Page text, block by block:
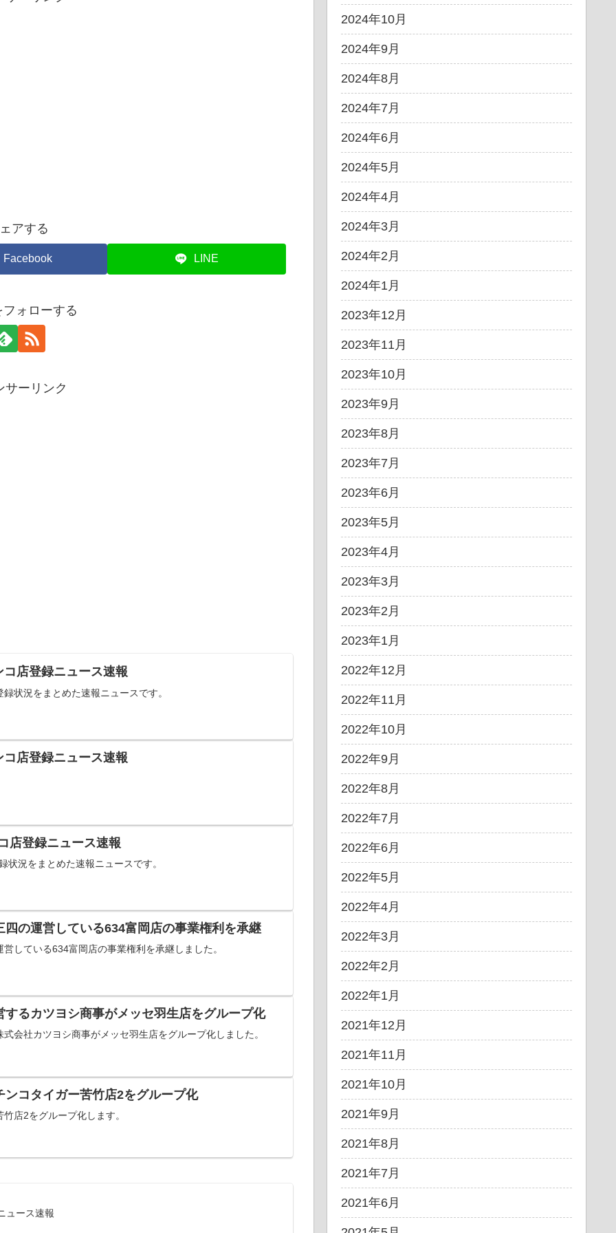
アする
Facebook LINE
ォローする
サーリンク
店登録ニュース速報
状況をまとめた速報ニュースです。
店登録ニュース速報
店登録ニュース速報
状況をまとめた速報ニュースです。
四の運営している634富岡店の事業権利を承継
している634富岡店の事業権利を承継しました。
するカツヨシ商事がメッセ羽生店をグループ化
会社カツヨシ商事がメッセ羽生店をグループ化しました。
ンコタイガー苦竹店2をグループ化
店2をグループ化します。
ュース速報
2024年10月
2024年9月
2024年8月
2024年7月
2024年6月
2024年5月
2024年4月
2024年3月
2024年2月
2024年1月
2023年12月
2023年11月
2023年10月
2023年9月
2023年8月
2023年7月
2023年6月
2023年5月
2023年4月
2023年3月
2023年2月
2023年1月
2022年12月
2022年11月
2022年10月
2022年9月
2022年8月
2022年7月
2022年6月
2022年5月
2022年4月
2022年3月
2022年2月
2022年1月
2021年12月
2021年11月
2021年10月
2021年9月
2021年8月
2021年7月
2021年6月